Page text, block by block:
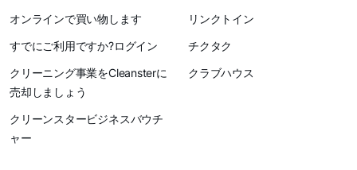
オンラインで買い物します
すでにご利用ですか?ログイン
クリーニング事業をCleansterに
売却しましょう
クリーンスタービジネスバウチ
ャー
リンクトイン
チクタク
クラブハウス